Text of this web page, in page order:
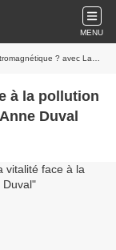
MENU
? avec Laurie-Anne Duval
à la pollution
Duval